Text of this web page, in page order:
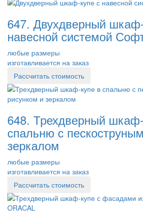
647. Двухдверный
навесной системой
любые размеры
изготавливается на заказ
Рассчитать стоимость
648. Трехдверный
спальню с
зеркалом
любые размеры
изготавливается на заказ
Рассчитать стоимость